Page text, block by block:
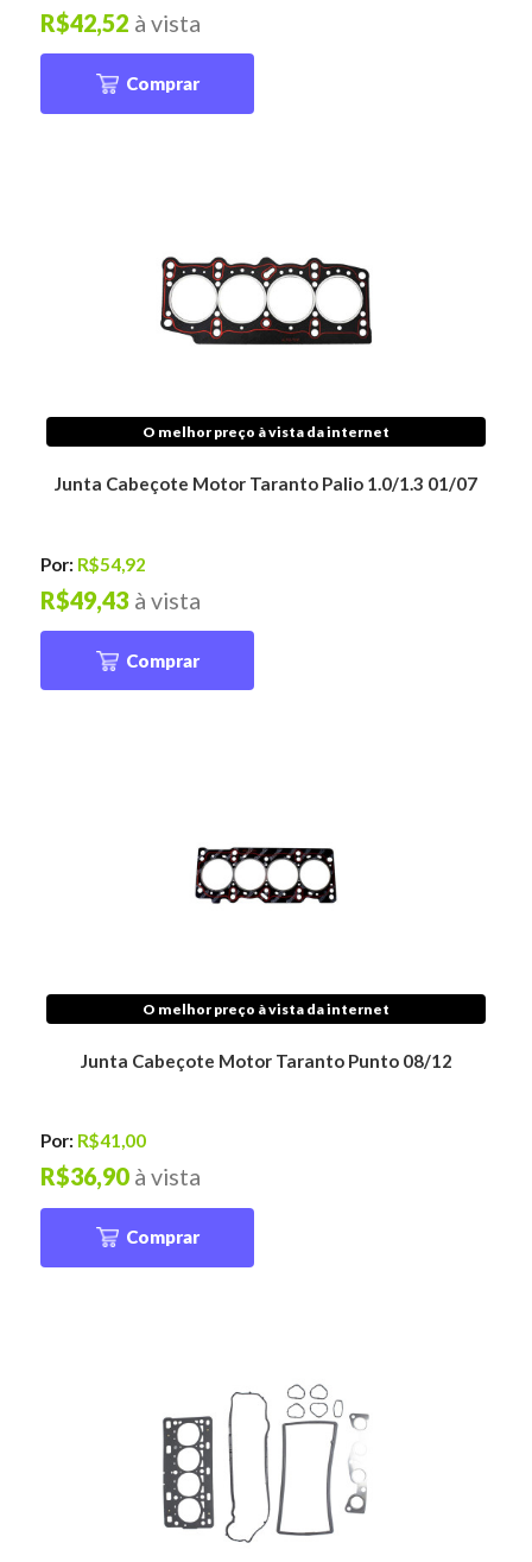
à vista
R$42,52
Comprar
O melhor preço à vista da internet
Junta Cabeçote Motor Taranto Palio 1.0/1.3 01/07
Por: R$54,92
à vista
R$49,43
Comprar
O melhor preço à vista da internet
Junta Cabeçote Motor Taranto Punto 08/12
Por: R$41,00
à vista
R$36,90
Comprar